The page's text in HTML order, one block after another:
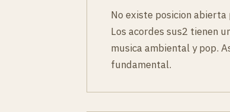
No existe posicion
Los acordes sus2 tienen
musica ambiental y pop.
fundamental.